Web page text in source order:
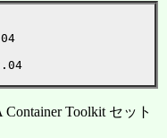
Toolkit セット